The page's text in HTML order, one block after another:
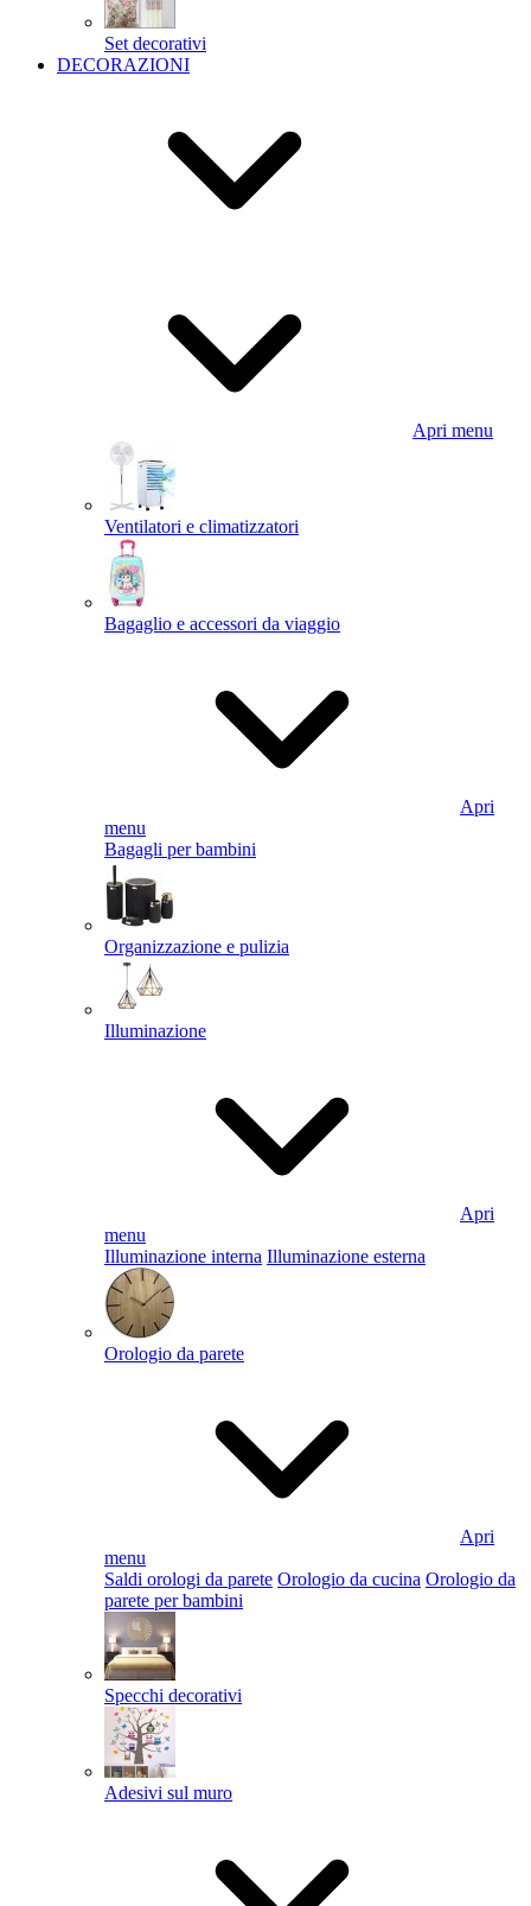
Set decorativi
DECORAZIONI
Apri menu
Ventilatori e climatizzatori
Bagaglio e accessori da viaggio
Apri
menu
Bagagli per bambini
Organizzazione e pulizia
Illuminazione
Apri
menu
Illuminazione interna Illuminazione esterna
Orologio da parete
Apri
menu
Saldi orologi da parete Orologio da cucina Orologio da
parete per bambini
Specchi decorativi
Adesivi sul muro